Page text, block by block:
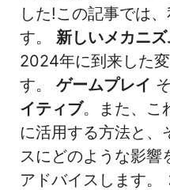
した!この記事では
す。 新しいメカニ
2024年に到来した
す。 ゲームプレイ
イティブ。また、こ
に活用する方法と、
スにどのような影響
アドバイスします。